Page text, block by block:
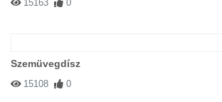
15163 0
Szemüvegdísz
15108 0